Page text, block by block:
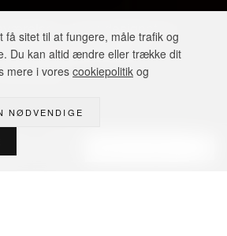
vi har designet og
i hovedstadsområdet —
SCROLL
få sitet til at fungere, måle trafik og
Du kan altid ændre eller trække dit
mere i vores cookiepolitik og
NØDVENDIGE
kr